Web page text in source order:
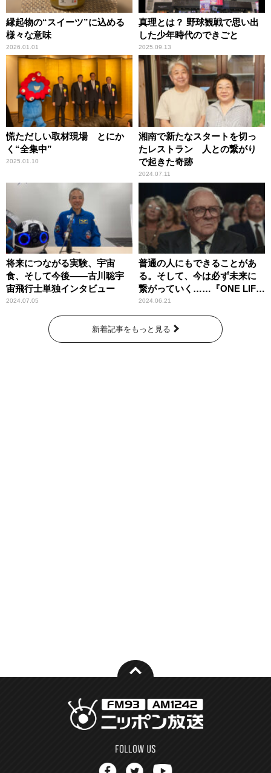
縁起物の“スイーツ”に込める
様々な意味
2026.01.01
真理とは？ 野球観戦で思い出
した少年時代のできごと
2025.09.13
慌ただしい取材現場 とにか
く“全集中”
2025.01.10
湘南で新たなスタートを切っ
たレストラン 人との繋がり
で起きた奇跡
2024.07.11
将来につながる実験、宇宙
食、そして今後――古川聡宇
宙飛行士単独インタビュー
2024.07.05
普通の人にもできることがあ
る。そして、今は必ず未来に
繋がっていく……『ONE LIFE
奇跡が繋いだ6000の命』
2024.06.21
新着記事をもっと見る